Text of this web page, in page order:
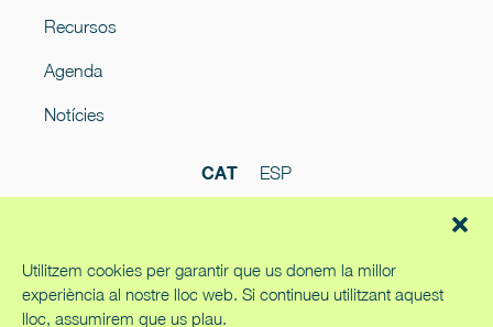
Utilitzem cookies per garantir que us donem la millor
experiència al nostre lloc web. Si continueu utilitzant aquest
lloc, assumirem que us plau.
Recursos
Agenda
Notícies
CAT ESP